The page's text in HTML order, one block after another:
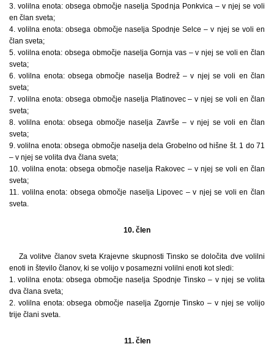
3. volilna enota: obsega območje naselja Spodnja Ponkvica – v njej se voli
en član sveta;
4. volilna enota: obsega območje naselja Spodnje Selce – v njej se voli en
član sveta;
5. volilna enota: obsega območje naselja Gornja vas – v njej se voli en član
sveta;
6. volilna enota: obsega območje naselja Bodrež – v njej se voli en član
sveta;
7. volilna enota: obsega območje naselja Platinovec – v njej se voli en član
sveta;
8. volilna enota: obsega območje naselja Završe – v njej se voli en član
sveta;
9. volilna enota: obsega območje naselja dela Grobelno od hišne št. 1 do 71
– v njej se volita dva člana sveta;
10. volilna enota: obsega območje naselja Rakovec – v njej se voli en član
sveta;
11. volilna enota: obsega območje naselja Lipovec – v njej se voli en član
sveta.
10. člen
Za volitve članov sveta Krajevne skupnosti Tinsko se določita dve volilni
enoti in število članov, ki se volijo v posamezni volilni enoti kot sledi:
1. volilna enota: obsega območje naselja Spodnje Tinsko – v njej se volita
dva člana sveta;
2. volilna enota: obsega območje naselja Zgornje Tinsko – v njej se volijo
trije člani sveta.
11. člen